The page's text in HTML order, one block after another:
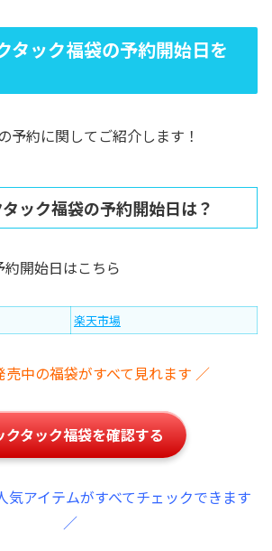
タック福袋の予約開始日を
予約に関してご紹介します！
ック福袋の予約開始日は？
開始日はこちら
楽天市場
売中の福袋がすべて見れます ／
クタック福袋を確認する
気アイテムがすべてチェックできます
／